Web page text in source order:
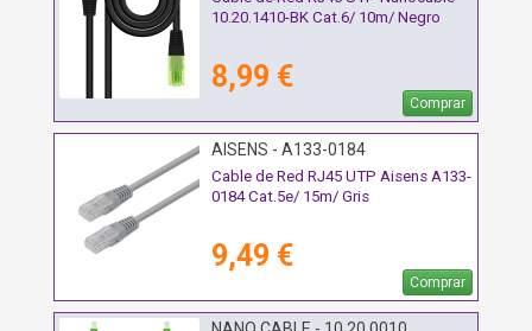
10.20.1410-BK Cat.6/ 10m/ Negro
8,99 €
Comprar
AISENS - A133-0184
Cable de Red RJ45 UTP Aisens A133-
0184 Cat.5e/ 15m/ Gris
9,49 €
Comprar